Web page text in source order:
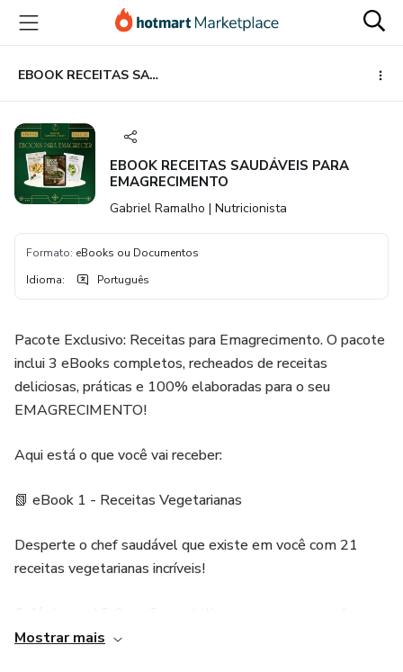
para
conteúdo
principal
para
pagamento
para
rodapé
EBOOK RECEITAS SAUDÁVEIS PARA EMAGRECIMENTO
EBOOK RECEITAS SAUDÁVEIS PARA
EMAGRECIMENTO
Gabriel Ramalho | Nutricionista
Formato: eBooks ou Documentos
Idioma: Português
Pacote Exclusivo: Receitas para Emagrecimento. O pacote
inclui 3 eBooks completos, recheados de receitas
deliciosas, práticas e 100% elaboradas para o seu
EMAGRECIMENTO!
Aqui está o que você vai receber:
📗 eBook 1 - Receitas Vegetarianas
Desperte o chef saudável que existe em você com 21
receitas vegetarianas incríveis!
cheio de energia.
Mostrar mais